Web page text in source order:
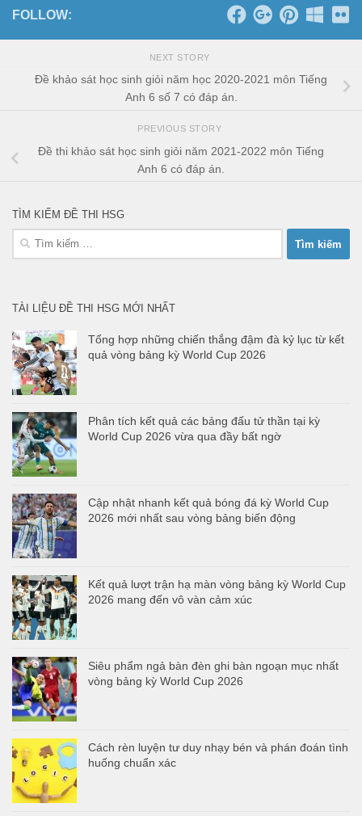
FOLLOW:
NEXT STORY
Đề khảo sát học sinh giỏi năm học 2020-2021 môn Tiếng
Anh 6 số 7 có đáp án.
PREVIOUS STORY
Đề thi khảo sát học sinh giỏi năm 2021-2022 môn Tiếng
Anh 6 có đáp án.
TÌM KIẾM ĐỀ THI HSG
Tìm
TÀI LIỆU ĐỀ THI HSG MỚI NHẤT
Tổng hợp những chiến thắng đậm đà kỷ lục từ kết
quả vòng bảng kỳ World Cup 2026
Phân tích kết quả các bảng đấu tử thần tại kỳ
World Cup 2026 vừa qua đầy bất ngờ
Cập nhật nhanh kết quả bóng đá kỳ World Cup
2026 mới nhất sau vòng bảng biến động
Kết quả lượt trận hạ màn vòng bảng kỳ World Cup
2026 mang đến vô vàn cảm xúc
Siêu phẩm ngả bàn đèn ghi bàn ngoạn mục nhất
vòng bảng kỳ World Cup 2026
Cách rèn luyện tư duy nhạy bén và phán đoán tình
huống chuẩn xác